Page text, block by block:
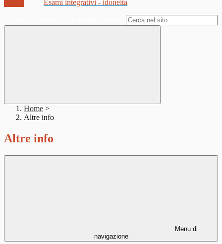
Esami integrativi - idoneità
Home >
Altre info
Altre info
Menu di
navigazione